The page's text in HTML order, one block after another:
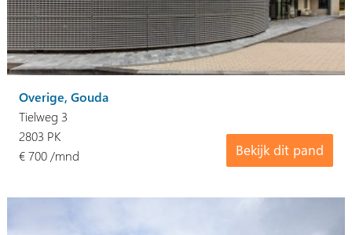
Overige, Gouda
Tielweg 3
Bekijk dit pand
2803 PK
€ 700 /mnd